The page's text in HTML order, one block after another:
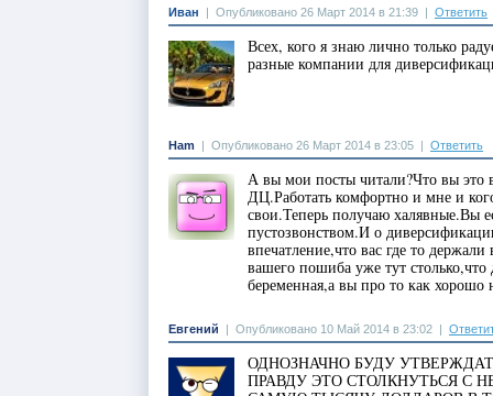
Иван Опубликовано 26 Март 2014 в 21:39 Ответить
Всех, кого я знаю лично только
разные компании для
Ham Опубликовано 26 Март 2014 в 23:05 Ответить
А вы мои посты читали?Что вы это
ДЦ.Работать комфортно и мне и
свои.Теперь получаю халявные.Вы
пустозвонством.И о
впечатление,что вас где то
вашего пошиба уже тут
беременная,а вы про то как хорошо
Евгений Опубликовано 10 Май 2014 в 23:02
ОДНОЗНАЧНО БУДУ
ПРАВДУ ЭТО СТОЛКНУТЬСЯ С